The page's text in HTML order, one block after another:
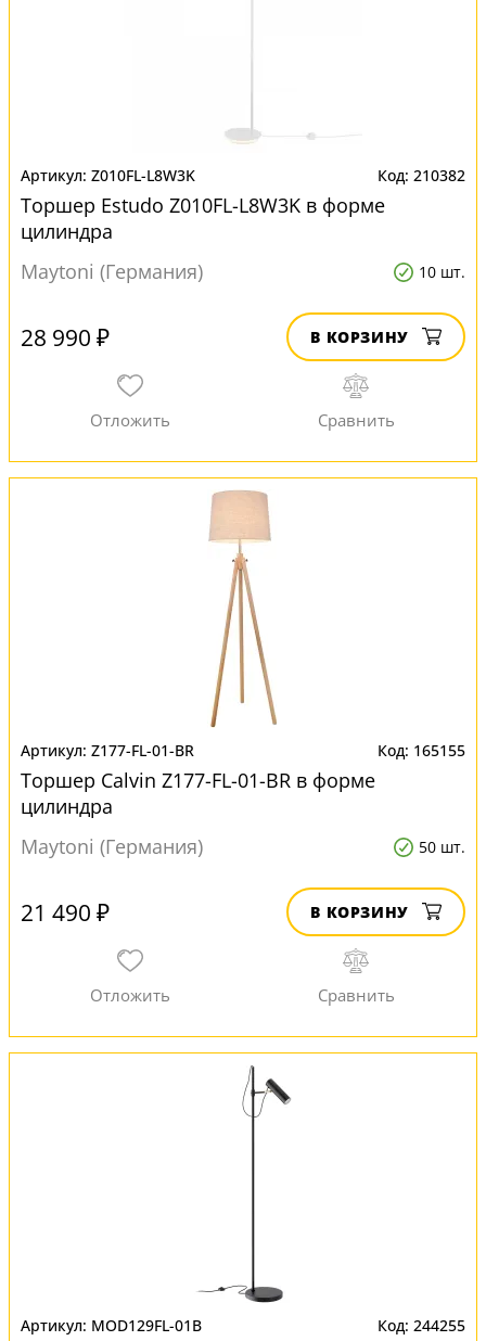
Z010FL-L8W3K 210382
Торшер Estudo Z010FL-L8W3K в форме
цилиндра
Maytoni (Германия)
10 шт.
28 990 ₽ В КОРЗИНУ
Z177-FL-01-BR 165155
Торшер Calvin Z177-FL-01-BR в форме
цилиндра
Maytoni (Германия)
50 шт.
21 490 ₽ В КОРЗИНУ
MOD129FL-01B 244255